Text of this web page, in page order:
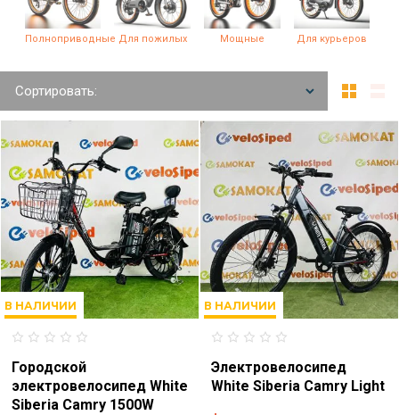
Полноприводные Для пожилых Мощные Для курьеров
Сортировать:
В НАЛИЧИИ
Городской
электровелосипед White
Siberia Camry 1500W
В НАЛИЧИИ
Электровелосипед
White Siberia Camry Light